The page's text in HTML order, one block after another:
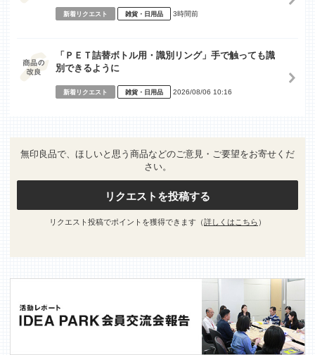
新着リクエスト 雑貨・日用品 3時間前
「ＰＥＴ詰替ボトル用・識別リング」手で触っても識
別できるように
新着リクエスト 雑貨・日用品 2026/08/06 10:16
無印良品で、ほしいと思う商品などのご意見・ご要望をお寄せくだ
さい。
リクエストを投稿する
リクエスト投稿でポイントを獲得できます（詳しくはこちら ）